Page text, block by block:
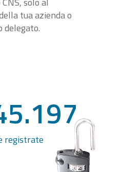
tua azienda o
delegato.
registrate